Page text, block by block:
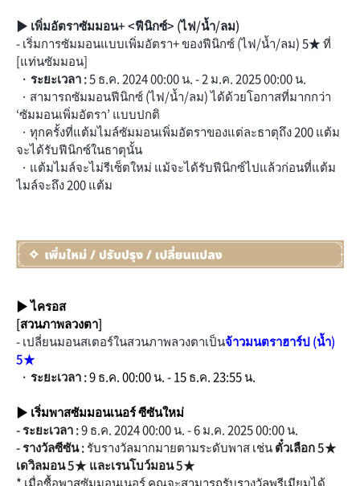
▶ เพิ่มอัตราซัมมอน+ <ฟีนิกซ์> (ไฟ/น้ำ/ลม)
- เริ่มการซัมมอนแบบเพิ่มอัตรา+ ของฟีนิกซ์ (ไฟ/น้ำ/ลม) 5★ ที่
[แท่นซัมมอน]
· ระยะเวลา :5 ธ.ค. 2024 00:00 น. - 2 ม.ค. 2025 00:00 น.
· สามารถซัมมอนฟีนิกซ์ (ไฟ/น้ำ/ลม) ได้ด้วยโอกาสที่มากกว่า
‘ซัมมอนเพิ่มอัตรา’ แบบปกติ
· ทุกครั้งที่แต้มไมล์ซัมมอนเพิ่มอัตราของแต่ละธาตุถึง 200 แต้ม
จะได้รับฟีนิกซ์ในธาตุนั้น
· แต้มไมล์จะไม่รีเซ็ตใหม่ แม้จะได้รับฟีนิกซ์ไปแล้วก่อนที่แต้ม
ไมล์จะถึง 200 แต้ม
▶ ไครอส
[สวนภาพลวงตา]
- เปลี่ยนมอนสเตอร์ในสวนภาพลวงตาเป็นจ้าวมนตราฮาร์ป (น้ำ)
5★
· ระยะเวลา :9 ธ.ค. 00:00 น. - 15 ธ.ค. 23:55 น.
▶ เริ่มพาสซัมมอนเนอร์ ซีซันใหม่
- ระยะเวลา :9 ธ.ค. 2024 00:00 น. - 6 ม.ค. 202500:00น.
- รางวัลซีซัน :รับรางวัลมากมายตามระดับพาส เช่นตั๋วเลือก 5★
เดวิลมอน 5★ และเรนโบว์มอน 5★